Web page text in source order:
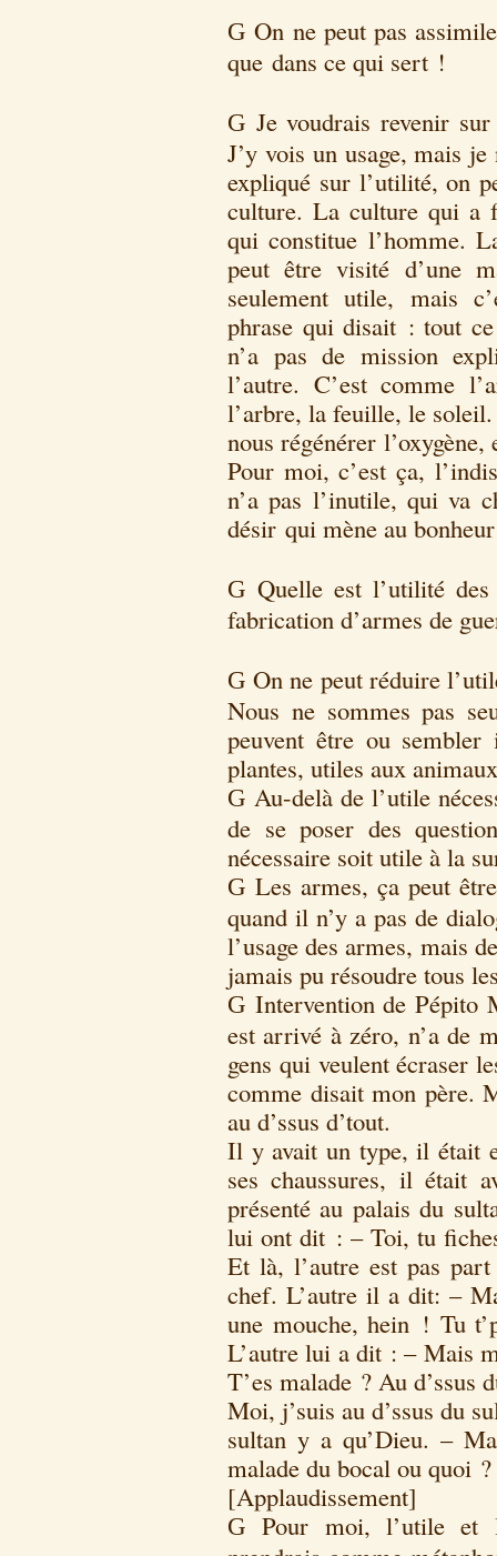
GOn ne peut pas
que dans ce qui sert !
G Je voudrais revenir
J’y vois un usage, mais
expliqué sur l’utilité, on
culture. La culture qui a
qui constitue l’homme.
peut être visité d’une
seulement utile, mais
phrase qui disait : tout
n’a pas de mission
l’autre. C’est comme
l’arbre, la feuille, le
nous régénérer
Pour moi, c’est ça,
n’a pas l’inutile, qui va
désir qui mène au
G Quelle est l’utilité
fabrication d’armes de
GOn ne peut réduire
Nous ne sommes pas
peuvent être ou
plantes, utiles aux animaux
GAu-delà de l’utile
de se poser des
nécessaire soit utile à la
G Les armes, ça peut
quand il n’y a pas de
l’usage des armes, mais
jamais pu résoudre tous
G Intervention de Pépito
est arrivé à zéro, n’a de
gens qui veulent écraser
comme disait mon père.
au d’ssus d’tout.
Il y avait un type, il était
ses chaussures, il était
présenté au palais du
lui ont dit : – Toi, tu
Et là, l’autre est pas
chef. L’autre il a dit: –
une mouche, hein ! Tu
L’autre lui a dit : – Mais
T’es malade ? Au d’ssus
Moi, j’suis au d’ssus du
sultan y a qu’Dieu. –
malade du bocal ou quoi
[Applaudissement]
GPour moi, l’utile et